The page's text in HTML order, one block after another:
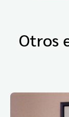
Otros